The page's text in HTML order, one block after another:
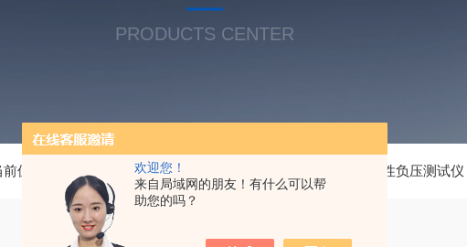
欢迎您！
来自局域网的朋友！有什么可以帮
助您的吗？
PRODUCTS CENTER
位置： 产品中心 注射器密合性负压测试仪